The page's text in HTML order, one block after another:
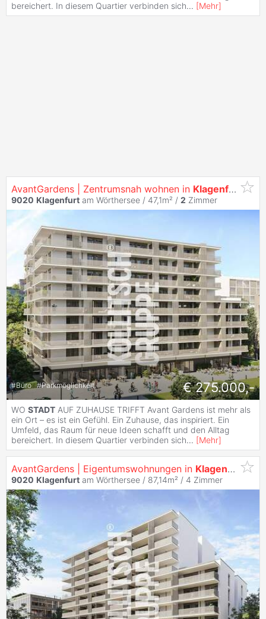
bereichert. In diesem Quartier verbinden sich... [Mehr]
AvantGardens | Zentrumsnah wohnen in Klagenfurt
9020 Klagenfurt am Wörthersee / 47,1m² / 2 Zimmer
#Büro #Parkmöglichkeit € 275.000,-
WO STADT AUF ZUHAUSE TRIFFT Avant Gardens ist mehr als
ein Ort – es ist ein Gefühl. Ein Zuhause, das inspiriert. Ein
Umfeld, das Raum für neue Ideen schafft und den Alltag
bereichert. In diesem Quartier verbinden sich... [Mehr]
AvantGardens | Eigentumswohnungen in Klagenfurt
9020 Klagenfurt am Wörthersee / 87,14m² / 4 Zimmer